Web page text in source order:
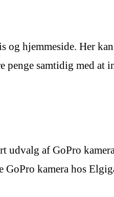
hjemmeside. Her
penge samtidig med at
udvalg af GoPro
GoPro kamera hos